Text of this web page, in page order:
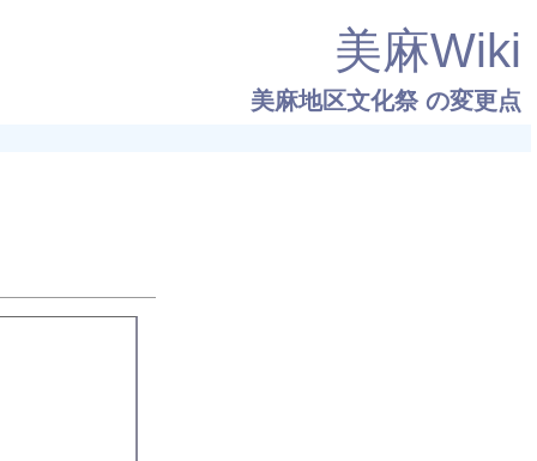
美麻Wiki
美麻地区文化祭の変更点